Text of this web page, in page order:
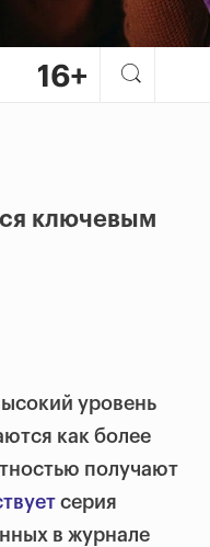
ключевым
уровень
как более
получают
серия
в журнале